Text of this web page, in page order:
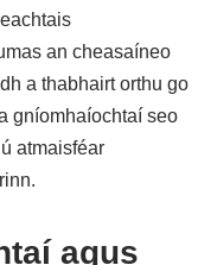
an cheasaíneo
a thabhairt orthu go
gníomhaíochtaí seo
atmaisféar
agus